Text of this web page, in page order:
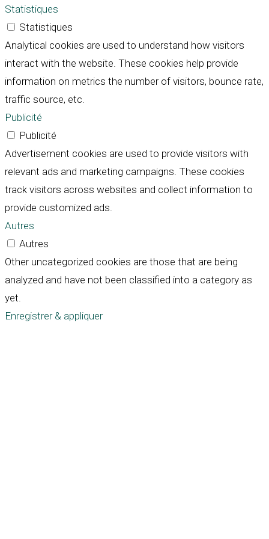
Statistiques
Statistiques
Analytical cookies are used to understand how visitors
interact with the website. These cookies help provide
information on metrics the number of visitors, bounce rate,
traffic source, etc.
Publicité
Publicité
Advertisement cookies are used to provide visitors with
relevant ads and marketing campaigns. These cookies
track visitors across websites and collect information to
provide customized ads.
Autres
Autres
Other uncategorized cookies are those that are being
analyzed and have not been classified into a category as
yet.
Enregistrer & appliquer